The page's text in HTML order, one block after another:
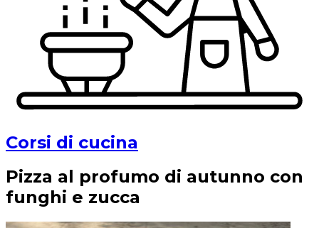
Corsi di cucina
Pizza al profumo di autunno con
funghi e zucca